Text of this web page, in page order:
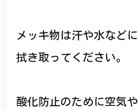
メッキ物は汗や水など
拭き取ってください。
酸化防止のために空気